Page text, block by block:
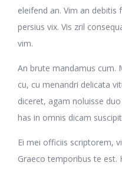
eleifend an. Vim an
persius vix. Vis zril
vim.
An brute mandamus cum.
cu, cu menandri delicata
diceret, agam noluisse
has in omnis dicam
Ei mei officiis scriptorem,
Graeco temporibus te est.